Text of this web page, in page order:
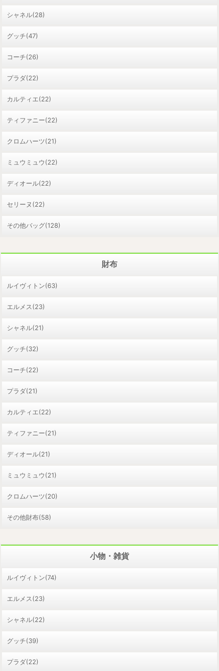
シャネル(28)
グッチ(47)
コーチ(26)
プラダ(22)
カルティエ(22)
ティファニー(22)
クロムハーツ(21)
ミュウミュウ(22)
ディオール(22)
セリーヌ(22)
その他バッグ(128)
財布
ルイヴィトン(63)
エルメス(23)
シャネル(21)
グッチ(32)
コーチ(22)
プラダ(21)
カルティエ(22)
ティファニー(21)
ディオール(21)
ミュウミュウ(21)
クロムハーツ(20)
その他財布(58)
小物・雑貨
ルイヴィトン(74)
エルメス(23)
シャネル(22)
グッチ(39)
プラダ(22)